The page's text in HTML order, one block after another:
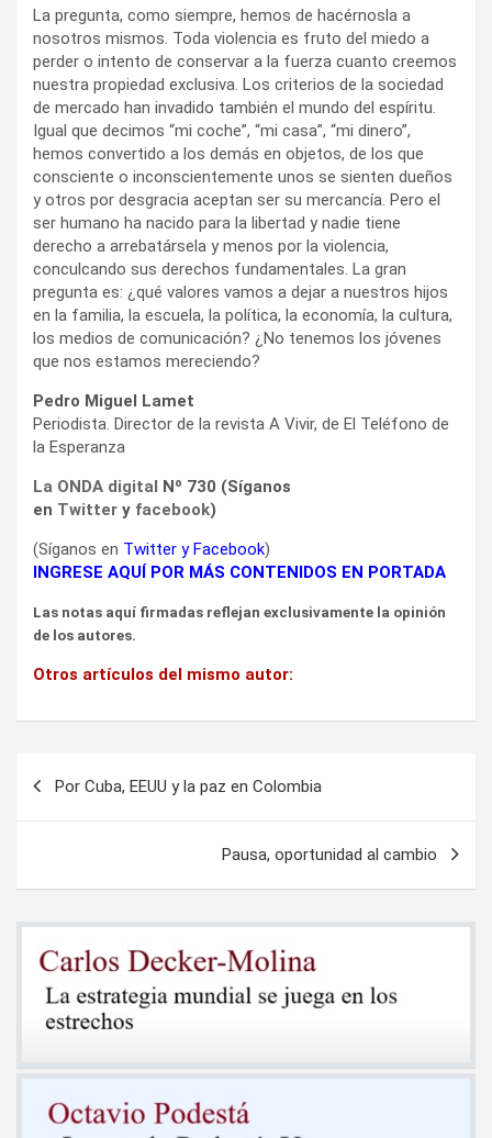
La pregunta, como siempre, hemos de hacérnosla a
nosotros mismos. Toda violencia es fruto del miedo a
perder o intento de conservar a la fuerza cuanto creemos
nuestra propiedad exclusiva. Los criterios de la sociedad
de mercado han invadido también el mundo del espíritu.
Igual que decimos “mi coche”, “mi casa”, “mi dinero”,
hemos convertido a los demás en objetos, de los que
consciente o inconscientemente unos se sienten dueños
y otros por desgracia aceptan ser su mercancía. Pero el
ser humano ha nacido para la libertad y nadie tiene
derecho a arrebatársela y menos por la violencia,
conculcando sus derechos fundamentales. La gran
pregunta es: ¿qué valores vamos a dejar a nuestros hijos
en la familia, la escuela, la política, la economía, la cultura,
los medios de comunicación? ¿No tenemos los jóvenes
que nos estamos mereciendo?
Pedro Miguel Lamet
Periodista. Director de la revista A Vivir, de El Teléfono de
la Esperanza
La ONDA digital Nº 730 (Síganos
en Twitter y facebook)
(Síganos en Twitter yFacebook)
INGRESE AQUÍ POR MÁS CONTENIDOS EN PORTADA
Las notas aquí firmadas reflejan exclusivamente la opinión
de los autores.
Otros artículos del mismo autor:
Por Cuba, EEUU y la paz en Colombia
Pausa, oportunidad al cambio